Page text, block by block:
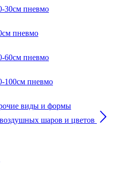
30см пневмо
пневмо
60см пневмо
100см пневмо
виды и формы
шаров и цветов